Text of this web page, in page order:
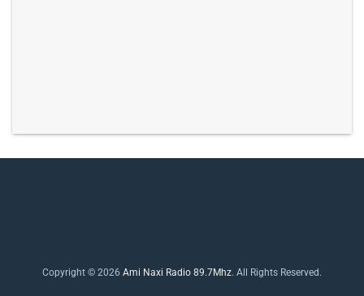
Copyright © 2026 Ami Naxi Radio 89.7Mhz. All Rights Reserved.